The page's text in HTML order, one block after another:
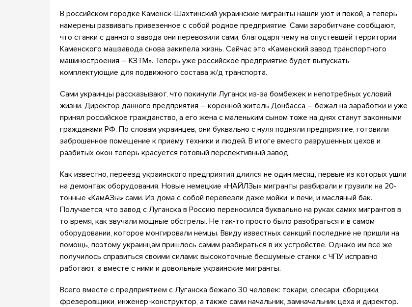
В российском городке Каменск-Шахтинский украинские мигранты нашли уют и покой, а теперь
намерены развивать привезенное с собой родное предприятие. Сами заробитчане сообщают,
что станки с данного завода они перевозили сами, благодаря чему на опустевшей территории
Каменского машзавода снова закипела жизнь. Сейчас это «Каменский завод транспортного
машиностроения – КЗТМ». Теперь уже российское предприятие будет выпускать
комплектующие для подвижного состава ж/д транспорта.
Сами украинцы рассказывают, что покинули Луганск из-за бомбежек и непотребных условий
жизни. Директор данного предприятия – коренной житель Донбасса – бежал на заработки и уже
принял российское гражданство, а его жена с маленьким сыном тоже на днях станут законными
гражданами РФ. По словам украинцев, они буквально с нуля подняли предприятие, готовили
заброшенное помещение к приему техники и людей. В итоге вместо разрушенных цехов и
разбитых окон теперь красуется готовый перспективный завод.
Как известно, переезд украинского предприятия длился не один месяц, первые из которых ушли
на демонтаж оборудования. Новые немецкие «НАЙЛЗы» мигранты разбирали и грузили на 20-
тонные «КамАЗы» сами. Из дома с собой перевезли даже мойки, и печи, и масляный бак.
Получается, что завод с Луганска в Россию переносился буквально на руках самих мигрантов в
то время, как звучали мощные обстрелы. Не так-то просто было разобраться и в самом
оборудовании, которое монтировали немцы. Ввиду известных санкций последние не пришли на
помощь, поэтому украинцам пришлось самим разбираться в их устройстве. Однако им всё же
получилось справиться своими силами: высокоточные бесшумные станки с ЧПУ исправно
работают, а вместе с ними и довольные украинские мигранты.
Всего вместе с предприятием с Луганска бежало 30 человек: токари, слесари, сборщики,
фрезеровщики, инженер-конструктор, а также сами начальник, замначальник цеха и директор.